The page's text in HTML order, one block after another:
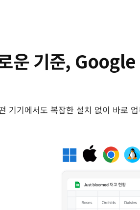
운 기준,
기기에서도 복잡한 설치 없이 바로